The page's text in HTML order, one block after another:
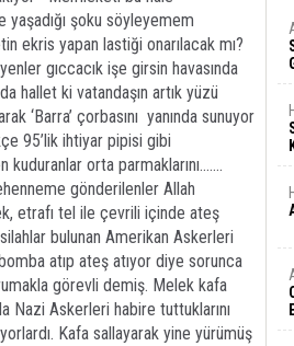
şoku söyleyemem
ekris yapan lastiği onarılacak mı?
gıccacık işe girsin havasında
hallet ki vatandaşın artık yüzü
‘Barra’ çorbasını yanında sunuyor
95’lik ihtiyar pipisi gibi
orta parmaklarını.......
gönderilenler Allah
etrafı tel ile çevrili içinde ateş
bulunan Amerikan Askerleri
atıp ateş atıyor diye sorunca
görevli demiş. Melek kafa
Nazi Askerleri habire tuttuklarını
Kafa sallayarak yine yürümüş